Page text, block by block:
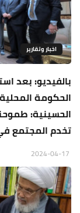
اخبار وتقارير
بالفيديو: بعد
الحكومة
الحسينية:
تخدم المجتمع